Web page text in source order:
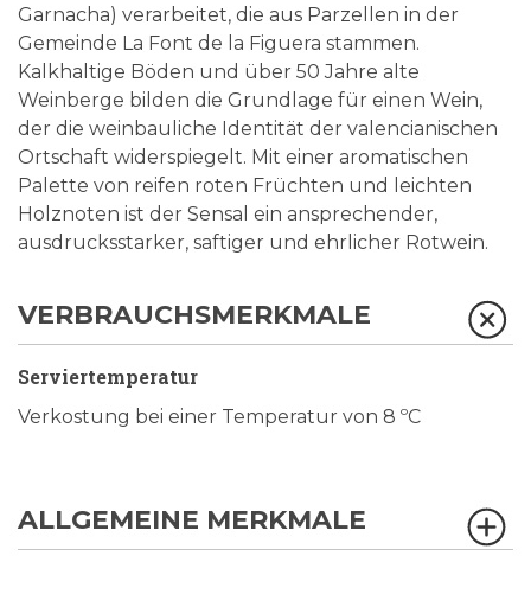
Garnacha) verarbeitet, die aus Parzellen in der
Gemeinde La Font de la Figuera stammen.
Kalkhaltige Böden und über 50 Jahre alte
Weinberge bilden die Grundlage für einen Wein,
der die weinbauliche Identität der valencianischen
Ortschaft widerspiegelt. Mit einer aromatischen
Palette von reifen roten Früchten und leichten
Holznoten ist der Sensal ein ansprechender,
ausdrucksstarker, saftiger und ehrlicher Rotwein.
VERBRAUCHSMERKMALE
Serviertemperatur
Verkostung bei einer Temperatur von 8 ºC
ALLGEMEINE MERKMALE